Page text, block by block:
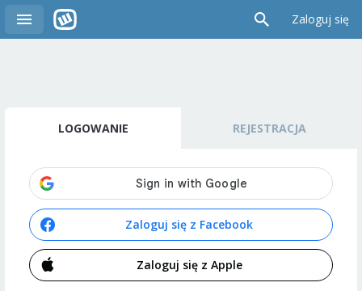
Zaloguj się
LOGOWANIE REJESTRACJA
Zaloguj się z Facebook
Zaloguj się z Apple